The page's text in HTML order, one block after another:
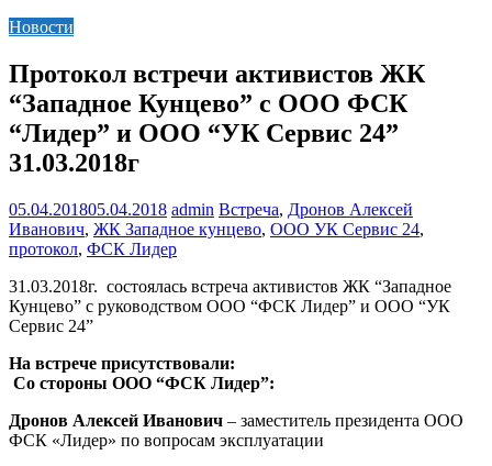
Новости
Протокол встречи активистов ЖК
“Западное Кунцево” с ООО ФСК
“Лидер” и ООО “УК Сервис 24”
31.03.2018г
05.04.201805.04.2018 admin Встреча, Дронов Алексей
Иванович, ЖК Западное кунцево, ООО УК Сервис 24,
протокол, ФСК Лидер
31.03.2018г. состоялась встреча активистов ЖК “Западное
Кунцево” с руководством ООО “ФСК Лидер” и ООО “УК
Сервис 24”
На встрече присутствовали:
Со стороны ООО “ФСК Лидер”:
Дронов Алексей Иванович – заместитель президента ООО
ФСК «Лидер» по вопросам эксплуатации